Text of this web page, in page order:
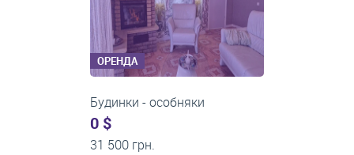
ОРЕНДА
1-кімнатні квартири
0 $
21 500 грн.